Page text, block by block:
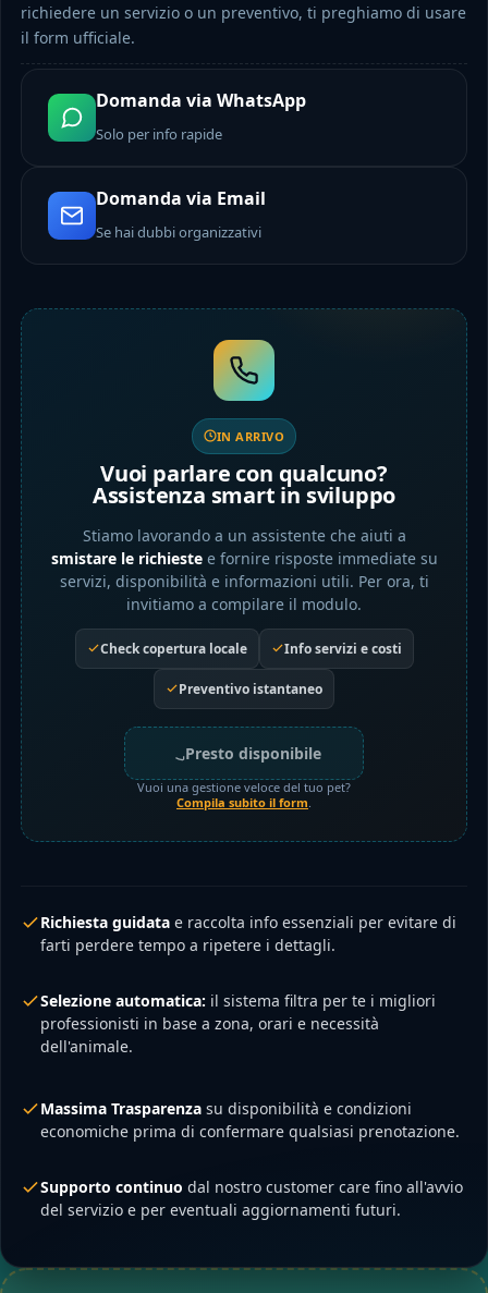
richiedere un servizio o un preventivo, ti preghiamo di usare
il form ufficiale.
Domanda via WhatsApp
Solo per info rapide
Domanda via Email
Se hai dubbi organizzativi
IN ARRIVO
Vuoi parlare con qualcuno?
Assistenza smart in sviluppo
Stiamo lavorando a un assistente che aiuti a
smistare le richiestee fornire risposte immediate su
servizi, disponibilità e informazioni utili. Per ora, ti
invitiamo a compilare il modulo.
Check copertura locale Info servizi e costi
Preventivo istantaneo
Presto disponibile
Vuoi una gestione veloce del tuo pet?
Compila subito il form
Richiesta guidata e raccolta info essenziali per evitare di
farti perdere tempo a ripetere i dettagli.
Selezione automatica: il sistema filtra per te i migliori
professionisti in base a zona, orari e necessità
dell'animale.
Massima Trasparenza su disponibilità e condizioni
economiche prima di confermare qualsiasi prenotazione.
Supporto continuo dal nostro customer care fino all'avvio
del servizio e per eventuali aggiornamenti futuri.